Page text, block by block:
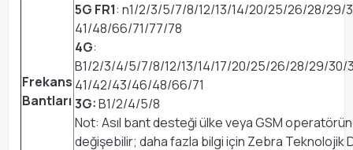
Frekans
Bantları
5G FR1: n1/2/3/5/7/8/12/13/14/20/25/26/28/29/
41/48/66/71/77/78
4G:
B1/2/3/4/5/7/8/12/13/14/17/20/25/26/28/29/
41/42/43/46/48/66/71
3G:B1/2/4/5/8
Not: Asıl bant desteği ülke veya GSM
değişebilir; daha fazla bilgi için Zebra Teknolojik